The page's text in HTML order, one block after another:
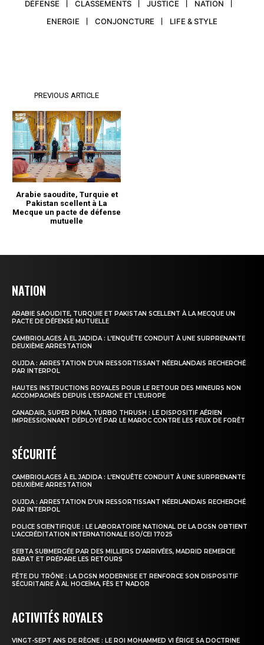
NATION
ARABIE SAOUDITE, TURQUIE ET PAKISTAN SCELLENT À LA MECQUE UN
PACTE DE DÉFENSE MUTUELLE
CAMBRIOLAGES À EL JADIDA : L’ENQUÊTE CONDUIT À UNE SURPRENANTE
DEUXIÈME ARRESTATION
OUJDA : ARRESTATION D’UN RESSORTISSANT NÉERLANDAIS RECHERCHÉ
PAR INTERPOL
HAUTES INSTRUCTIONS ROYALES POUR LE RETOUR DES MINEURS NON
ACCOMPAGNÉS DEPUIS L’ESPAGNE ET L’EUROPE
CANADAIR, SUPER PUMA, TURBO THRUSH : LE DISPOSITIF AÉRIEN
IMPRESSIONNANT DÉPLOYÉ PAR LE MAROC CONTRE LES FEUX DE FORÊT
SÉCURITÉ
CAMBRIOLAGES À EL JADIDA : L’ENQUÊTE CONDUIT À UNE SURPRENANTE
DEUXIÈME ARRESTATION
OUJDA : ARRESTATION D’UN RESSORTISSANT NÉERLANDAIS RECHERCHÉ
PAR INTERPOL
POLICE SCIENTIFIQUE : LE LABORATOIRE NATIONAL DE LA DGSN OBTIENT
L’ACCRÉDITATION INTERNATIONALE ISO/CEI 17025
SEBTA SUBMERGÉE PAR DES MILLIERS D’ARRIVÉES, MADRID REMERCIE
RABAT ET PRÉPARE LES RETOURS
FÊTE DU TRÔNE : LA DGSN MODERNISE ET RENFORCE SON DISPOSITIF
SÉCURITAIRE À AL HOCEÏMA, FÈS ET NADOR
ACTIVITÉS ROYALES
VINGT-SEPT ANS DE RÈGNE : LE ROI MOHAMMED VI ÉRIGE SA DOCTRINE